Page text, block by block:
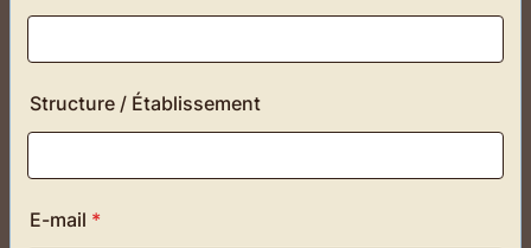
Structure / Établissement
E-mail *